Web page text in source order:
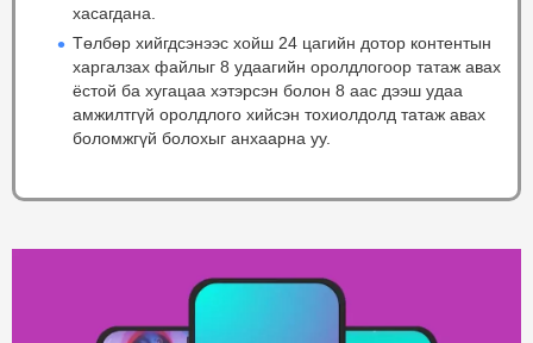
хасагдана.
Төлбөр хийгдсэнээс хойш 24 цагийн дотор контентын
харгалзах файлыг 8 удаагийн оролдлогоор татаж авах
ёстой ба хугацаа хэтэрсэн болон 8 аас дээш удаа
амжилтгүй оролдлого хийсэн тохиолдолд татаж авах
боломжгүй болохыг анхаарна уу.